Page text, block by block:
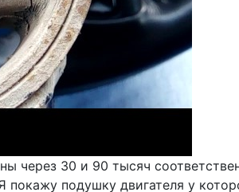
через 30 и 90 тысяч
подушку двигателя у